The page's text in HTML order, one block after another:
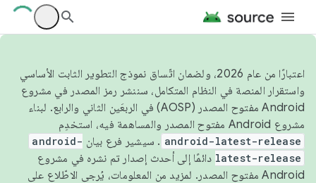
اعتبارًا من عام 2026، ولضمان اتّساق نموذج التطوير الثابت الأساسي
واستقرار المنصة في النظام المتكامل، سننشر رمز المصدر في مشروع
Android مفتوح المصدر (AOSP) في الربعَين الثاني والرابع. لبناء
مشروع Android مفتوح المصدر والمساهمة فيه، استخدِم
android-latest-release . سيشير فرع بيان android-
latest-release دائمًا إلى أحدث إصدار تم نشره في مشروع
Android مفتوح المصدر. لمزيد من المعلومات، يُرجى الاطّلاع على